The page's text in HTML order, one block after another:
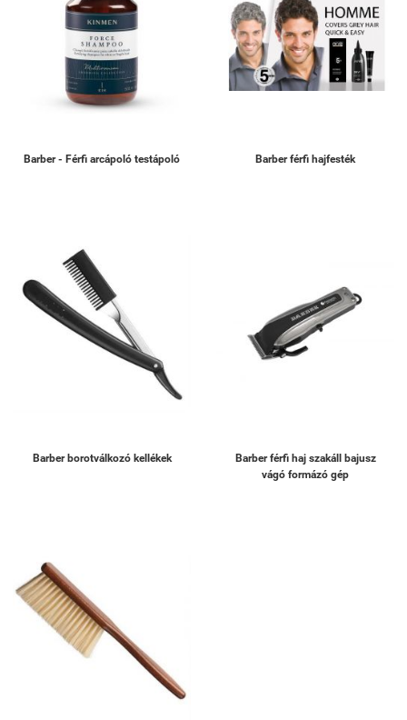
Barber - Férfi arcápoló testápoló Barber férfi hajfesték
Barber borotválkozó kellékek
Barber férfi haj szakáll bajusz
vágó formázó gép